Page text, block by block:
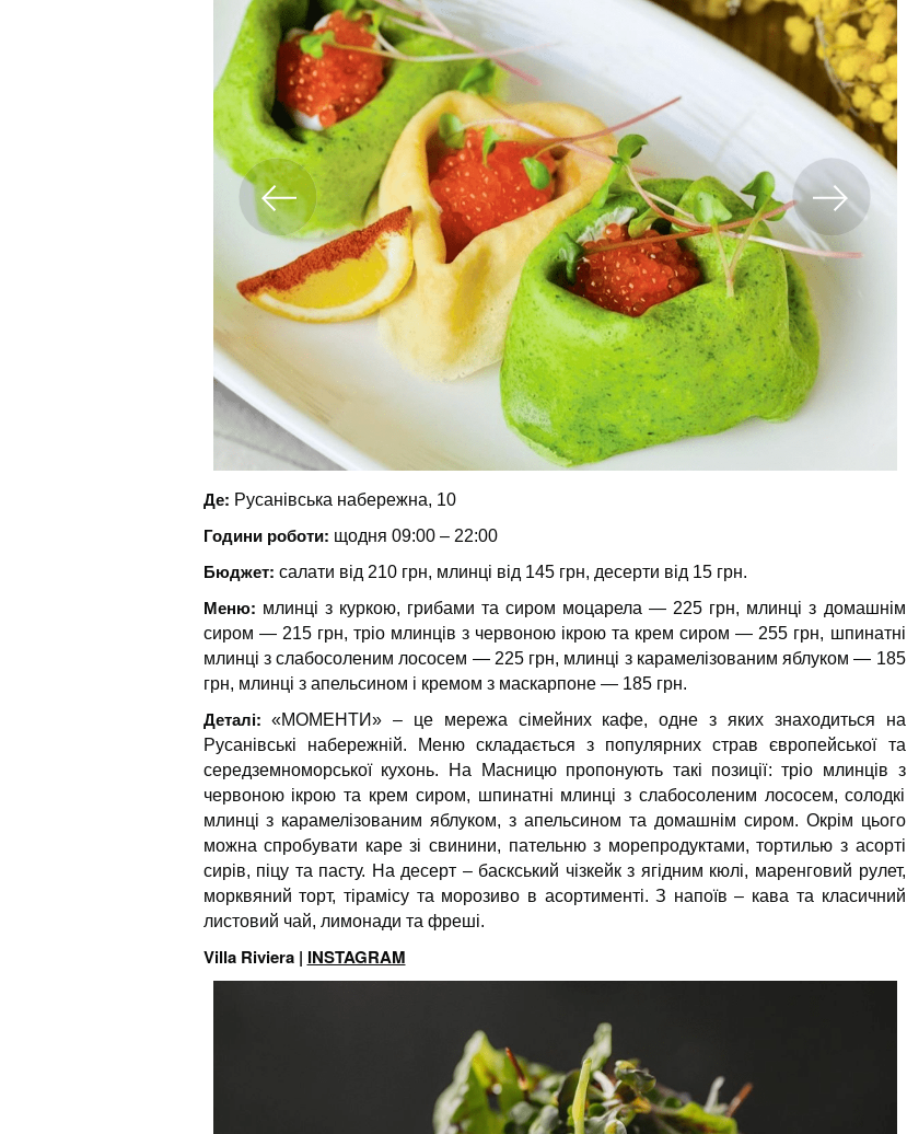
Де: Русанівська набережна, 10
Години роботи: щодня 09:00 – 22:00
Бюджет: салати від 210 грн, млинці від 145 грн, десерти від 15 грн.
Меню: млинці з куркою, грибами та сиром моцарела — 225 грн, млинці з домашнім
сиром — 215 грн, тріо млинців з червоною ікрою та крем сиром — 255 грн, шпинатні
млинці з слабосоленим лососем — 225 грн, млинці з карамелізованим яблуком — 185
грн, млинці з апельсином і кремом з маскарпоне — 185 грн.
Деталі:«МОМЕНТИ» – це мережа сімейних кафе, одне з яких знаходиться на
Русанівські набережній. Меню складається з популярних страв європейської та
середземноморської кухонь. На Масницю пропонують такі позиції: тріо млинців з
червоною ікрою та крем сиром, шпинатні млинці з слабосоленим лососем, солодкі
млинці з карамелізованим яблуком, з апельсином та домашнім сиром. Окрім цього
можна спробувати каре зі свинини, пательню з морепродуктами, тортилью з асорті
сирів, піцу та пасту. На десерт – баскський чізкейк з ягідним кюлі, маренговий рулет,
морквяний торт, тірамісу та морозиво в асортименті. З напоїв – кава та класичний
листовий чай, лимонади та фреші.
Villa Riviera | INSTAGRAM